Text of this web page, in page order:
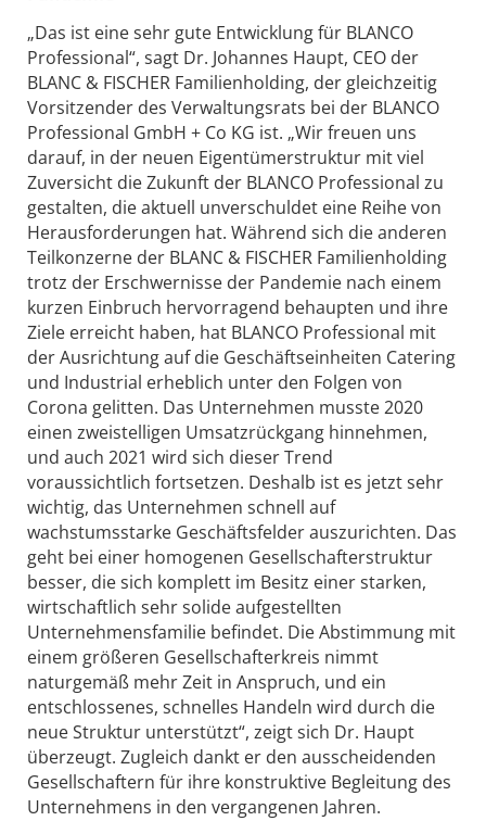
„Das ist eine sehr gute Entwicklung für BLANCO
Professional“, sagt Dr. Johannes Haupt, CEO der
BLANC & FISCHER Familienholding, der gleichzeitig
Vorsitzender des Verwaltungsrats bei der BLANCO
Professional GmbH + Co KG ist. „Wir freuen uns
darauf, in der neuen Eigentümerstruktur mit viel
Zuversicht die Zukunft der BLANCO Professional zu
gestalten, die aktuell unverschuldet eine Reihe von
Herausforderungen hat. Während sich die anderen
Teilkonzerne der BLANC & FISCHER Familienholding
trotz der Erschwernisse der Pandemie nach einem
kurzen Einbruch hervorragend behaupten und ihre
Ziele erreicht haben, hat BLANCO Professional mit
der Ausrichtung auf die Geschäftseinheiten Catering
und Industrial erheblich unter den Folgen von
Corona gelitten. Das Unternehmen musste 2020
einen zweistelligen Umsatzrückgang hinnehmen,
und auch 2021 wird sich dieser Trend
voraussichtlich fortsetzen. Deshalb ist es jetzt sehr
wichtig, das Unternehmen schnell auf
wachstumsstarke Geschäftsfelder auszurichten. Das
geht bei einer homogenen Gesellschafterstruktur
besser, die sich komplett im Besitz einer starken,
wirtschaftlich sehr solide aufgestellten
Unternehmensfamilie befindet. Die Abstimmung mit
einem größeren Gesellschafterkreis nimmt
naturgemäß mehr Zeit in Anspruch, und ein
entschlossenes, schnelles Handeln wird durch die
neue Struktur unterstützt“, zeigt sich Dr. Haupt
überzeugt. Zugleich dankt er den ausscheidenden
Gesellschaftern für ihre konstruktive Begleitung des
Unternehmens in den vergangenen Jahren.